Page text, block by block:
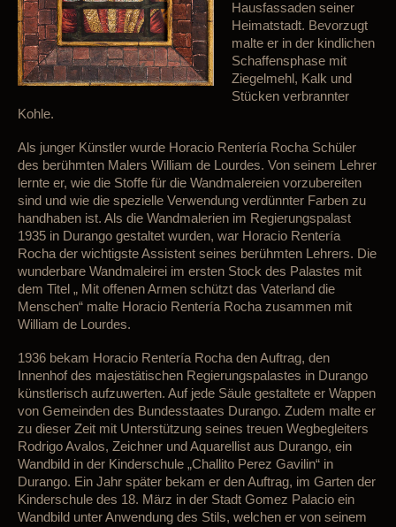
Hausfassaden seiner
Heimatstadt. Bevorzugt
malte er in der kindlichen
Schaffensphase mit
Ziegelmehl, Kalk und
Stücken verbrannter
Kohle.
Als junger Künstler wurde Horacio Rentería Rocha Schüler
des berühmten Malers William de Lourdes. Von seinem Lehrer
lernte er, wie die Stoffe für die Wandmalereien vorzubereiten
sind und wie die spezielle Verwendung verdünnter Farben zu
handhaben ist. Als die Wandmalerien im Regierungspalast
1935 in Durango gestaltet wurden, war Horacio Rentería
Rocha der wichtigste Assistent seines berühmten Lehrers. Die
wunderbare Wandmaleirei im ersten Stock des Palastes mit
dem Titel „ Mit offenen Armen schützt das Vaterland die
Menschen“ malte Horacio Rentería Rocha zusammen mit
William de Lourdes.
1936 bekam Horacio Rentería Rocha den Auftrag, den
Innenhof des majestätischen Regierungspalastes in Durango
künstlerisch aufzuwerten. Auf jede Säule gestaltete er Wappen
von Gemeinden des Bundesstaates Durango. Zudem malte er
zu dieser Zeit mit Unterstützung seines treuen Wegbegleiters
Rodrigo Avalos, Zeichner und Aquarellist aus Durango, ein
Wandbild in der Kinderschule „Challito Perez Gavilin“ in
Durango. Ein Jahr später bekam er den Auftrag, im Garten der
Kinderschule des 18. März in der Stadt Gomez Palacio ein
Wandbild unter Anwendung des Stils, welchen er von seinem